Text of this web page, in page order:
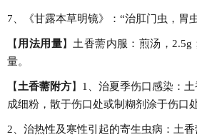
7、《甘露本草明镜》：“治肛门虫，胃
【 用法用量】土香薷内服：煎汤，
量。
【 土香薷附方】1、治夏季伤口感染：
成细粉，散于伤口处或制糊剂涂于伤口
2、治热性及寒性引起的寄生虫病：土香